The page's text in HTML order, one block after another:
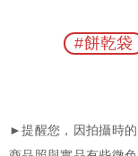
#餅乾袋